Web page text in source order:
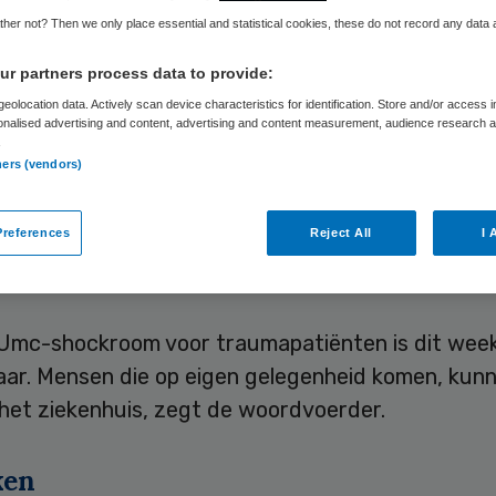
Skipr Redactie 25 september 2022
het het hele weekend geen ambulances.
Datmeldt de NOS
. Ambulances wijken daarom
shockroom voor traumapatiënten is dit
Mensen die op eigen gelegenheid komen,
ziekenhuis, zegt de woordvoerder.
not? Then we only place essential and statistical cookies, these do not record any data
partners process data to provide:
data. Actively scan device characteristics for identification. Store and/or access
advertising and content, advertising and content measurement, audience research
(vendors)
Reject All I